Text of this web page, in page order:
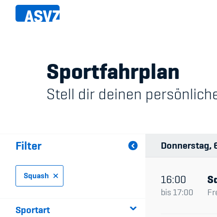
Direkt
zum
Sportfahrplan
Sportarten
Events
ASVZ@home
Sportfahrplan
Stell dir deinen
Filter
Squash
Sportart
Donnerstag
16:00
bis 17:00